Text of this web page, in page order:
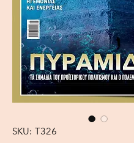
SKU: Τ326